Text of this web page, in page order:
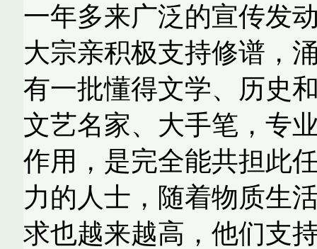
一年多来广泛的宣传发
大宗亲积极支持修谱，
有一批懂得文学、历史
文艺名家、大手笔，专
作用，是完全能共担此
力的人士，随着物质生
求也越来越高，他们支